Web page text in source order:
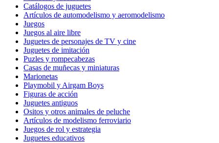
Catálogos de juguetes
Artículos de automodelismo y aeromodelismo
Juegos
Juegos al aire libre
Juguetes de personajes de TV y cine
Juguetes de imitación
Puzles y rompecabezas
Casas de muñecas y miniaturas
Marionetas
Playmobil y Airgam Boys
Figuras de acción
Juguetes antiguos
Ositos y otros animales de peluche
Artículos de modelismo ferroviario
Juegos de rol y estrategia
Juguetes educativos